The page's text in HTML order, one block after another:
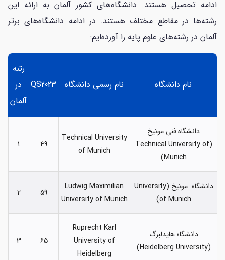
ادامه تحصیل هستند. دانشگاه‌های کشور آلمان به ارائه این
رشته‌ها در مقاطع مختلف هستند. در ادامه دانشگاه‌های برتر
آلمان در رشته‌های علوم پایه را آورده‌ایم:
نام دانشگاه نام رسمی دانشگاه QS2023
رتبه
در
آلمان
دانشگاه فنی مونیخ
(Technical University of
Munich)
Technical University
of Munich
49
1
دانشگاه مونیخ (University
of Munich)
Ludwig Maximilian
University of Munich
59
2
دانشگاه هایدلبرگ
(Heidelberg University)
Ruprecht Karl
University of
Heidelberg
65
3